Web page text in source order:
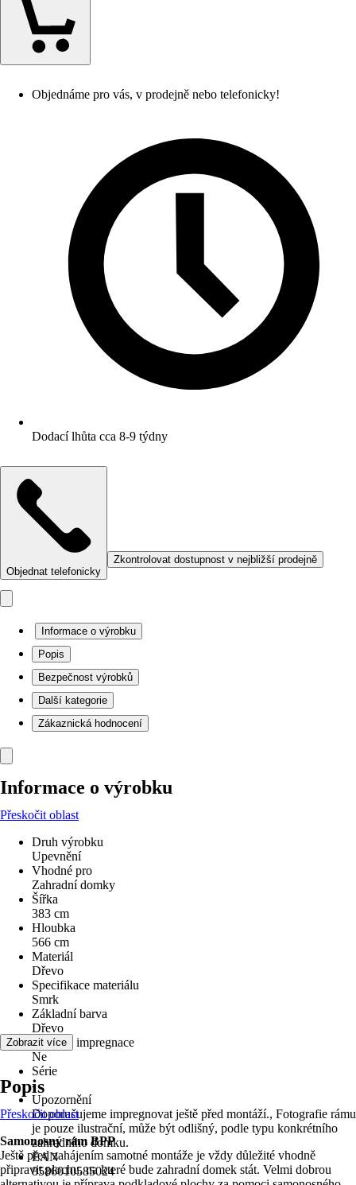
Objednáme pro vás, v prodejně nebo telefonicky!
Dodací lhůta cca 8-9 týdny
Objednat telefonicky
Zkontrolovat dostupnost v nejbližší prodejně
Informace o výrobku
Popis
Bezpečnost výrobků
Další kategorie
Zákaznická hodnocení
Informace o výrobku
Přeskočit oblast
Druh výrobku
Upevnění
Vhodné pro
Zahradní domky
Šířka
383 cm
Hloubka
566 cm
Materiál
Dřevo
Specifikace materiálu
Smrk
Základní barva
Dřevo
Tlaková impregnace
Ne
Série
-
Upozornění
Doporučujeme impregnovat ještě před montáží., Fotografie rámu
je pouze ilustrační, může být odlišný, podle typu konkrétního
zahradního domku.
EAN
8586010585024
Zobrazit více
Popis
Přeskočit oblast
Samonosný rám BPP
Ještě před zahájením samotné montáže je vždy důležité vhodně
připravit plochu, na které bude zahradní domek stát. Velmi dobrou